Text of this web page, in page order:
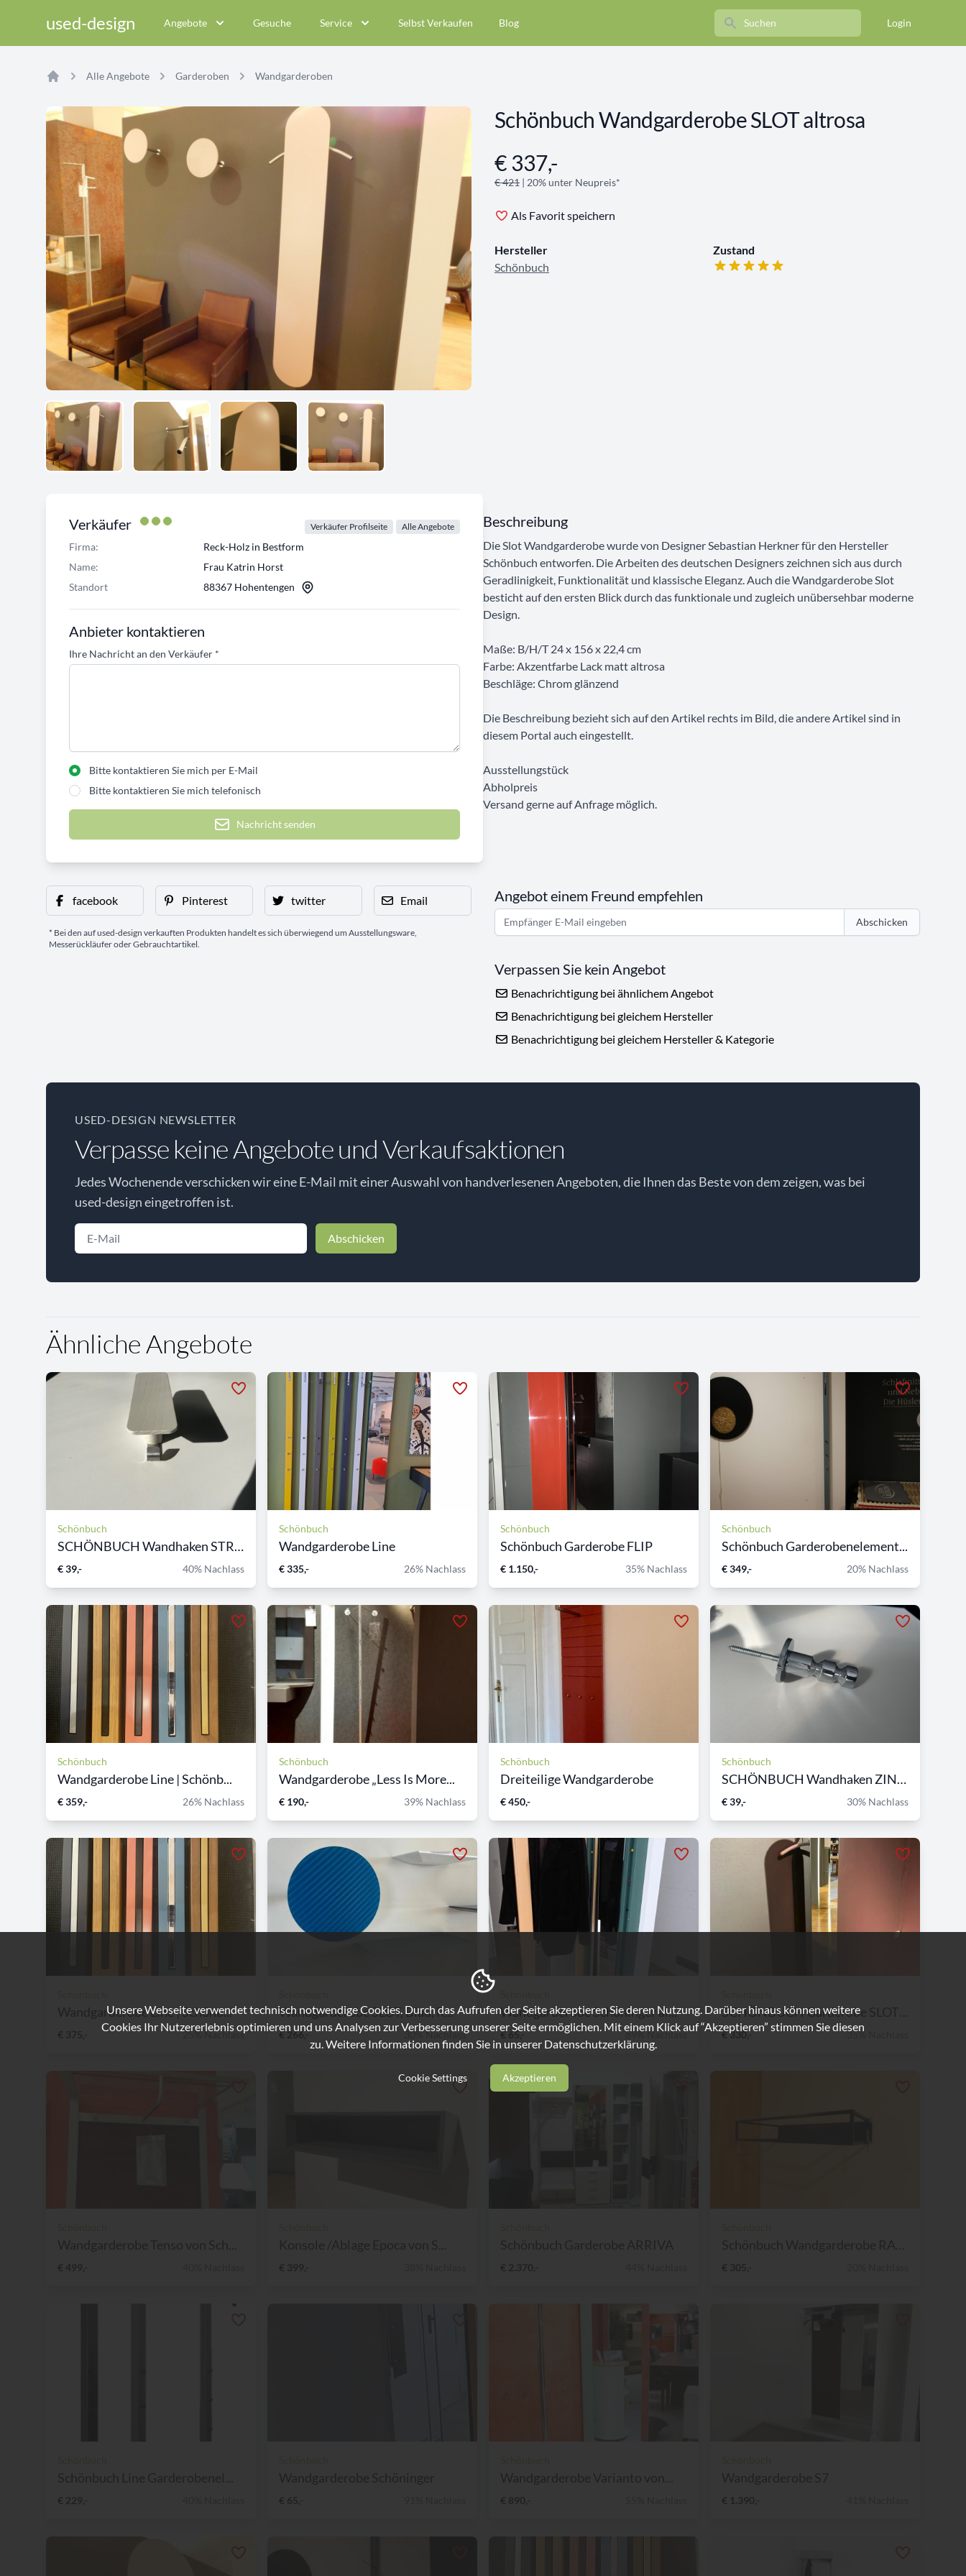
used-design Angebote Gesuche Service Selbst Verkaufen Blog Search Login
Alle Angebote Garderoben Wandgarderoben
Schönbuch Wandgarderobe SLOT altrosa
Angebotsinformationen
€ 337,-
€ 421 | 20% unter Neupreis*
Als Favorit speichern
Hersteller
Schönbuch
Zustand
Verkäufer Verkäufer Profilseite Alle Angebote
Firma:
Reck-Holz in Bestform
Name:
Frau Katrin Horst
Standort
88367 Hohentengen
Anbieter kontaktieren
Ihre Nachricht an den Verkäufer *
Bitte kontaktieren Sie mich per E-Mail
Bitte kontaktieren Sie mich telefonisch
Nachricht senden
Beschreibung
Die Slot Wandgarderobe wurde von Designer Sebastian Herkner für den Hersteller
Schönbuch entworfen. Die Arbeiten des deutschen Designers zeichnen sich aus durch
Geradlinigkeit, Funktionalität und klassische Eleganz. Auch die Wandgarderobe Slot
besticht auf den ersten Blick durch das funktionale und zugleich unübersehbar moderne
Design.
Maße: B/H/T 24 x 156 x 22,4 cm
Farbe: Akzentfarbe Lack matt altrosa
Beschläge: Chrom glänzend
Die Beschreibung bezieht sich auf den Artikel rechts im Bild, die andere Artikel sind in
diesem Portal auch eingestellt.
Ausstellungstück
Abholpreis
Versand gerne auf Anfrage möglich.
facebook Pinterest twitter Email
* Bei den auf used-design verkauften Produkten handelt es sich überwiegend um Ausstellungsware,
Messerückläufer oder Gebrauchtartikel.
Angebot einem Freund empfehlen
Abschicken
Verpassen Sie kein Angebot
Benachrichtigung bei ähnlichem Angebot
Benachrichtigung bei gleichem Hersteller
Benachrichtigung bei gleichem Hersteller & Kategorie
USED-DESIGN NEWSLETTER
Verpasse keine Angebote und Verkaufsaktionen
Jedes Wochenende verschicken wir eine E-Mail mit einer Auswahl von handverlesenen Angeboten, die Ihnen das Beste von dem zeigen, was bei
used-design eingetroffen ist.
Abschicken
Ähnliche Angebote
Schönbuch
SCHÖNBUCH Wandhaken STROKE
€ 39,- 40% Nachlass
Schönbuch
Wandgarderobe Line
€ 335,- 26% Nachlass
Schönbuch
Schönbuch Garderobe FLIP
€ 1.150,- 35% Nachlass
Schönbuch
Schönbuch Garderobenelement...
€ 349,- 20% Nachlass
Schönbuch
Wandgarderobe Line | Schönb...
€ 359,- 26% Nachlass
Schönbuch
Wandgarderobe „Less Is More...
€ 190,- 39% Nachlass
Schönbuch
Dreiteilige Wandgarderobe
€ 450,-
Schönbuch
SCHÖNBUCH Wandhaken ZINOX
€ 39,- 30% Nachlass
Wandgarderobe Line | Schönb...
€ 375,- 25% Nachlass
Wandgarderobe SLOT, Blau, R...
€ 266,- 30% Nachlass
Wandgarderobe Schöninger al...
€ 65,- 89% Nachlass
SCHÖNBUCH Garderobe SLOT De...
€ 330,- 35% Nachlass
Unsere Webseite verwendet technisch notwendige Cookies. Durch das Aufrufen der Seite akzeptieren Sie deren Nutzung. Darüber hinaus können weitere
Cookies Ihr Nutzererlebnis optimieren und uns Analysen zur Verbesserung unserer Seite ermöglichen. Mit einem Klick auf “Akzeptieren” stimmen Sie diesen
zu. Weitere Informationen finden Sie in unserer Datenschutzerklärung.
Cookie Settings Akzeptieren